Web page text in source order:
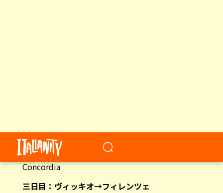
★ディナー★ キアニーナ牛料理を使った
地元料理＠「Antica Porta di Levante」
＜ホテル＞Hotel Villa La Commenda
Concordia
三日目：ヴィッキオ→フィレンツェ